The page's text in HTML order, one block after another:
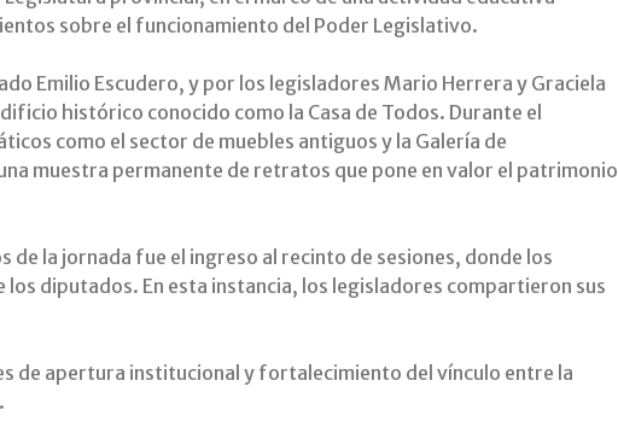
sobre el funcionamiento del Poder Legislativo.
Emilio Escudero, y por los legisladores Mario Herrera y Graciela
histórico conocido como la Casa de Todos. Durante el
como el sector de muebles antiguos y la Galería de
muestra permanente de retratos que pone en valor el patrimonio
de la jornada fue el ingreso al recinto de sesiones, donde los
diputados. En esta instancia, los legisladores compartieron sus
de apertura institucional y fortalecimiento del vínculo entre la